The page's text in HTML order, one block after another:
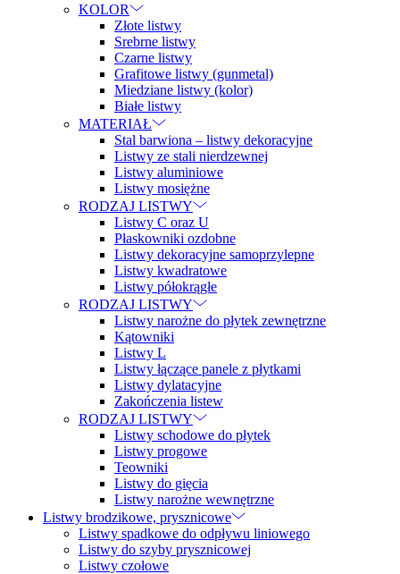
KOLOR
Złote listwy
Srebrne listwy
Czarne listwy
Grafitowe listwy (gunmetal)
Miedziane listwy (kolor)
Białe listwy
MATERIAŁ
Stal barwiona – listwy dekoracyjne
Listwy ze stali nierdzewnej
Listwy aluminiowe
Listwy mosiężne
RODZAJ LISTWY
Listwy C oraz U
Płaskowniki ozdobne
Listwy dekoracyjne samoprzylepne
Listwy kwadratowe
Listwy półokrągłe
RODZAJ LISTWY
Listwy narożne do płytek zewnętrzne
Kątowniki
Listwy L
Listwy łączące panele z płytkami
Listwy dylatacyjne
Zakończenia listew
RODZAJ LISTWY
Listwy schodowe do płytek
Listwy progowe
Teowniki
Listwy do gięcia
Listwy narożne wewnętrzne
Listwy brodzikowe, prysznicowe
Listwy spadkowe do odpływu liniowego
Listwy do szyby prysznicowej
Listwy czołowe